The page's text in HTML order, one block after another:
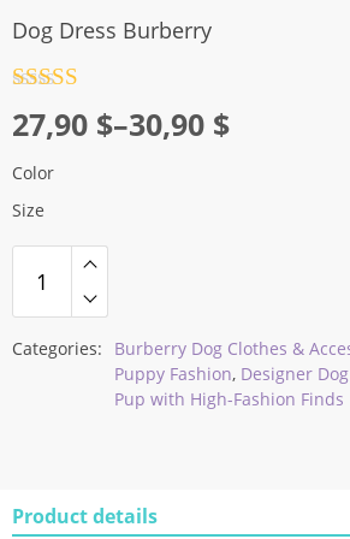
Dog Dress Burberry
out of 5
27,90 $–30,90 $
Price
range:
27,90 $
through
30,90 $
Color
Size
Categories:
Burberry Dog Clothes &
Puppy Fashion, Designer
Pup with High-Fashion Finds
Product details